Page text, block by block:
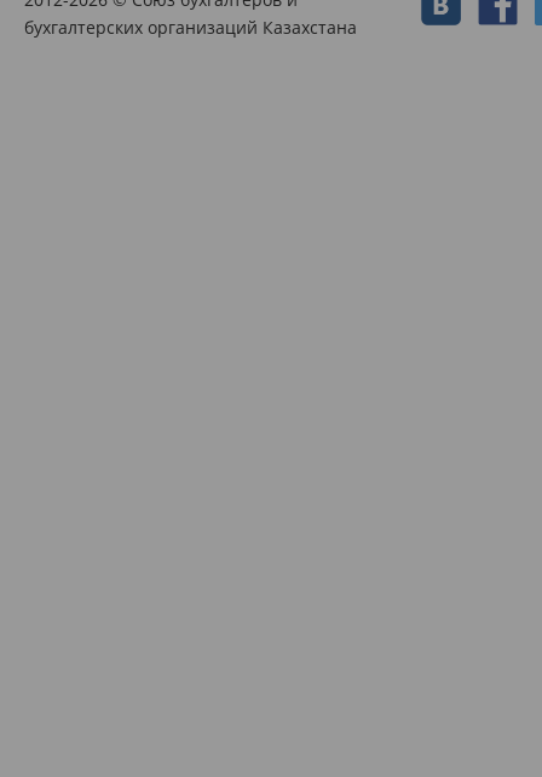
бухгалтерских организаций Казахстана